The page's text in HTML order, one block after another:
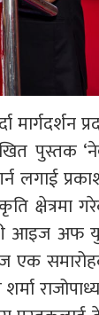
पुस्तक
लगाई
क्षेत्रमा
दी आइज अफ
एक